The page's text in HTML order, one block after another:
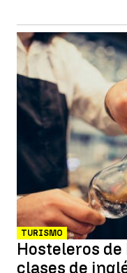
TURISMO
Hosteleros
clases de